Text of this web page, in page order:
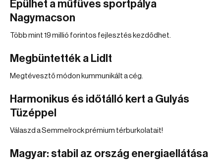
Épülhet a műfüves sportpálya
Nagymacson
Több mint 19 millió forintos fejlesztés kezdődhet.
Megbüntették a Lidlt
Megtévesztő módon kummunikált a cég.
Harmonikus és időtálló kert a Gulyás
Tüzéppel
Válaszd a Semmelrock prémium térburkolatait!
Magyar: stabil az ország energiaellátása